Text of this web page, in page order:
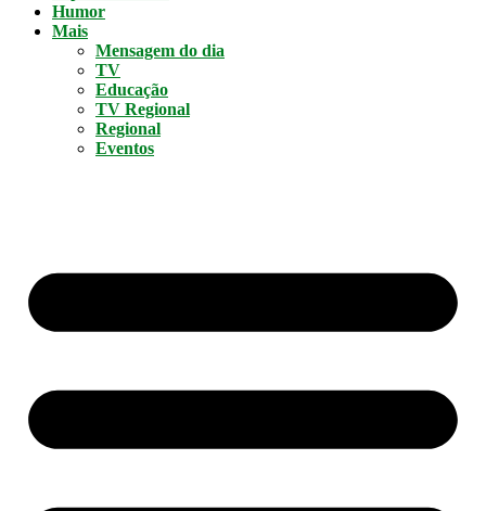
Humor
Mais
Mensagem do dia
TV
Educação
TV Regional
Regional
Eventos